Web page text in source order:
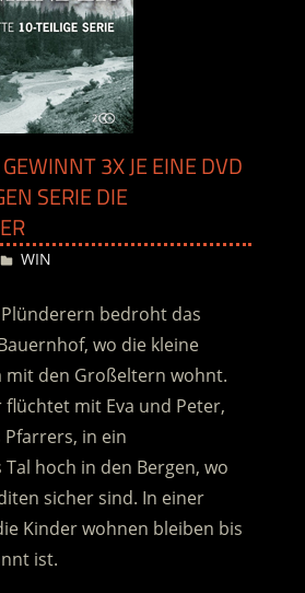
3X JE EINE DVD
SERIE DIE
Desiree
WIN
bedroht das
wo die kleine
mit den Großeltern wohnt.
mit Eva und Peter,
in ein
hoch in den Bergen, wo
sicher sind. In einer
Kinder wohnen bleiben bis
ist.